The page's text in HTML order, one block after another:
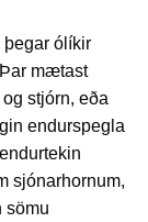
þegar ólíkir
mætast
stjórn, eða
endurspegla
sjónarhornum,
sömu